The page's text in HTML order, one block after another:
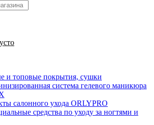
и топовые покрытия, сушки
система гелевого маникюра
салонного ухода ORLYPRO